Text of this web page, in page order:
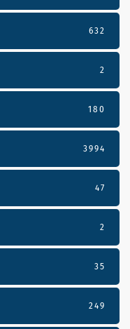
632
2
180
3994
47
2
35
249